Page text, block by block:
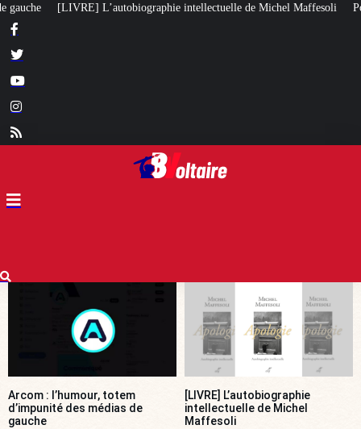
de Michel Maffesoli Pour regagner son influence en Afrique,
Arcom : l’humour, totem
d’impunité des médias de
gauche
[LIVRE] L’autobiographie
intellectuelle de Michel
Maffesoli